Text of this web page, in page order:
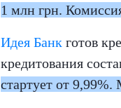
1 млн грн.
Идея Банк готов
кредитования
стартует от